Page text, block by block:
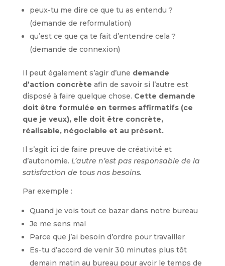
peux-tu me dire ce que tu as entendu ?
(demande de reformulation)
qu’est ce que ça te fait d’entendre cela ?
(demande de connexion)
Il peut également s’agir d’une demande
d’action concrète afin de savoir si l’autre est
disposé à faire quelque chose. Cette demande
doit être formulée en termes affirmatifs (ce
que je veux), elle doit être concrète,
réalisable, négociable et au présent.
Il s’agit ici de faire preuve de créativité et
d’autonomie. L’autre n’est pas responsable de la
satisfaction de tous nos besoins.
Par exemple :
Quand je vois tout ce bazar dans notre bureau
Je me sens mal
Parce que j’ai besoin d’ordre pour travailler
Es-tu d’accord de venir 30 minutes plus tôt
demain matin au bureau pour avoir le temps de